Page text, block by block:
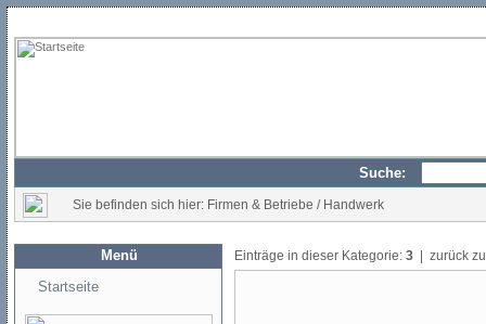
Suche:
Sie befinden sich hier: Firmen & Betriebe / Handwerk
Menü
Startseite
Einträge in dieser Kategorie: 3 | zurück